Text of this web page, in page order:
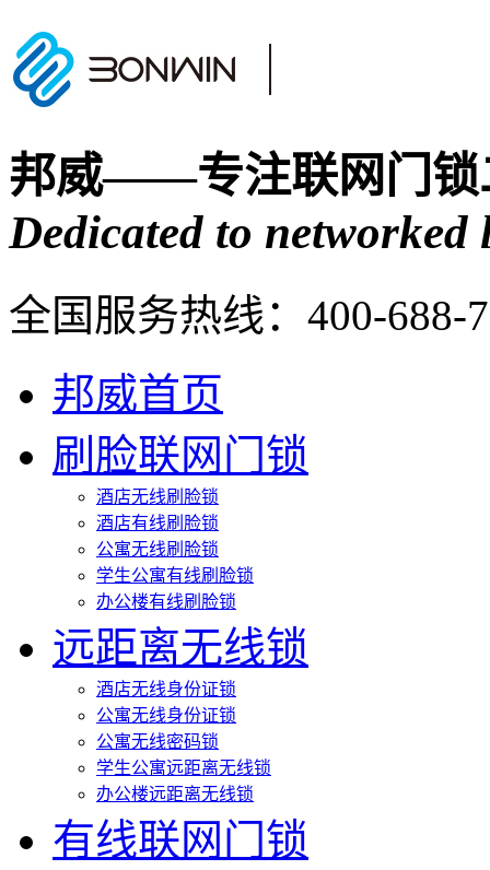
邦威——专注联网门锁
Dedicated to
全国服务热线： 400-688-
邦威首页
刷脸联网门锁
酒店无线刷脸锁
酒店有线刷脸锁
公寓无线刷脸锁
学生公寓有线刷脸锁
办公楼有线刷脸锁
远距离无线锁
酒店无线身份证锁
公寓无线身份证锁
公寓无线密码锁
学生公寓远距离无线锁
办公楼远距离无线锁
有线联网门锁